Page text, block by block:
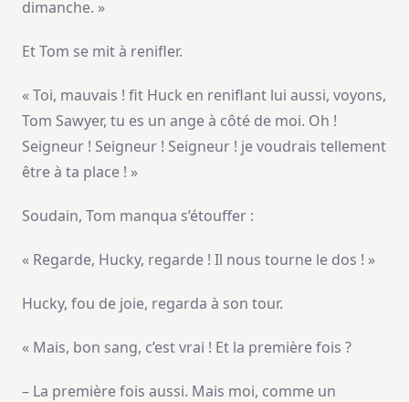
dimanche. »
Et Tom se mit à renifler.
« Toi, mauvais ! fit Huck en reniflant lui aussi, voyons,
Tom Sawyer, tu es un ange à côté de moi. Oh !
Seigneur ! Seigneur ! Seigneur ! je voudrais tellement
être à ta place ! »
Soudain, Tom manqua s’étouffer :
« Regarde, Hucky, regarde ! Il nous tourne le dos ! »
Hucky, fou de joie, regarda à son tour.
« Mais, bon sang, c’est vrai ! Et la première fois ?
– La première fois aussi. Mais moi, comme un